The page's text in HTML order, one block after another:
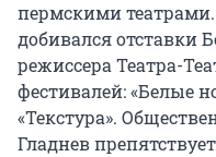
пермскими театрами.
добивался отставки
режиссера Театра-
фестивалей: «Белые
«Текстура».
Гладнев